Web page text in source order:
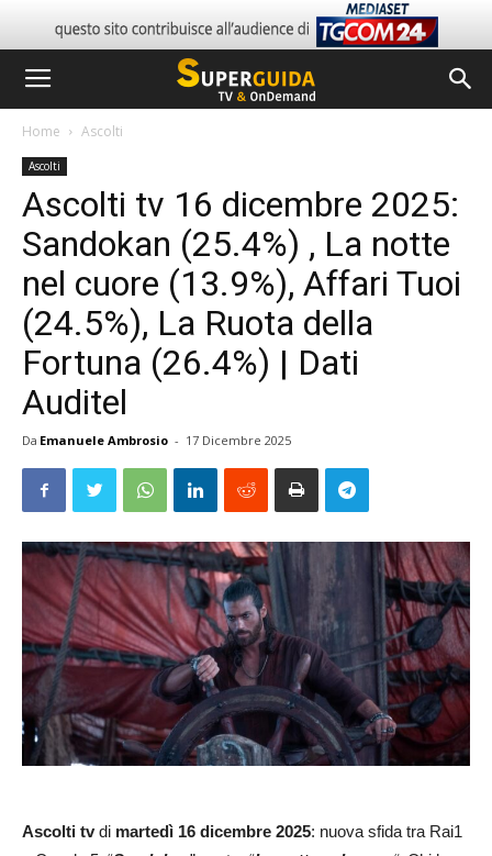
Home Ascolti
Ascolti
Ascolti tv 16 dicembre 2025:
Sandokan (25.4%) , La notte
nel cuore (13.9%), Affari Tuoi
(24.5%), La Ruota della
Fortuna (26.4%) | Dati
Auditel
Da Emanuele Ambrosio - 17 Dicembre 2025
Ascolti tvdi martedì 16 dicembre 2025: nuova sfida tra Rai1